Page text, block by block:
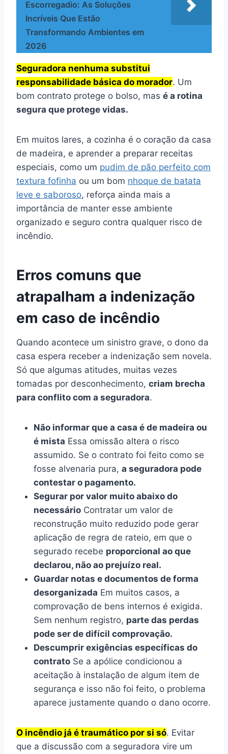
Escorregadio: As Soluções
Incríveis Que Estão
Transformando Ambientes em
2026
Seguradora nenhuma substitui
responsabilidade básica do morador. Um
bom contrato protege o bolso, mas é a rotina
segura que protege vidas.
Em muitos lares, a cozinha é o coração da casa
de madeira, e aprender a preparar receitas
especiais, como um pudim de pão perfeito com
textura fofinha ou um bom nhoque de batata
leve e saboroso, reforça ainda mais a
importância de manter esse ambiente
organizado e seguro contra qualquer risco de
incêndio.
Erros comuns que
atrapalham a indenização
em caso de incêndio
Quando acontece um sinistro grave, o dono da
casa espera receber a indenização sem novela.
Só que algumas atitudes, muitas vezes
tomadas por desconhecimento, criam brecha
para conflito com a seguradora.
Não informar que a casa é de madeira ou
é mista Essa omissão altera o risco
assumido. Se o contrato foi feito como se
fosse alvenaria pura, a seguradora pode
contestar o pagamento.
Segurar por valor muito abaixo do
necessário Contratar um valor de
reconstrução muito reduzido pode gerar
aplicação de regra de rateio, em que o
segurado recebe proporcional ao que
declarou, não ao prejuízo real.
Guardar notas e documentos de forma
desorganizada Em muitos casos, a
comprovação de bens internos é exigida.
Sem nenhum registro, parte das perdas
pode ser de difícil comprovação.
Descumprir exigências específicas do
contrato Se a apólice condicionou a
aceitação à instalação de algum item de
segurança e isso não foi feito, o problema
aparece justamente quando o dano ocorre.
O incêndio já é traumático por si só. Evitar
que a discussão com a seguradora vire um